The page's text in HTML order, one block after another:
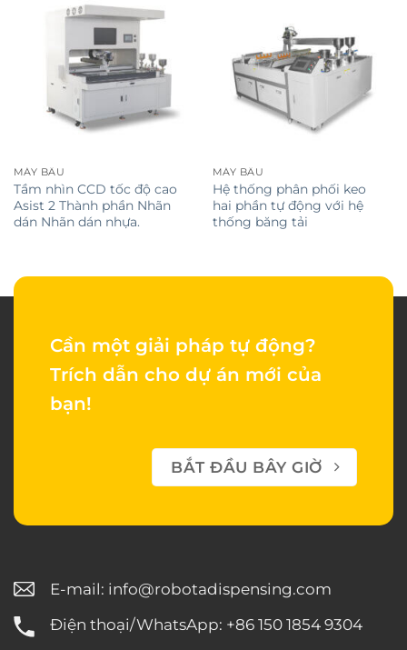
MÁY BẦU
Tầm nhìn CCD tốc độ cao
Asist 2 Thành phần Nhãn
dán Nhãn dán nhựa.
MÁY BẦU
Hệ thống phân phối keo
hai phần tự động với hệ
thống băng tải
Cần một giải pháp tự động?
Trích dẫn cho dự án mới của
bạn!
BẮT ĐẦU BÂY GIỜ
E-mail: info@robotadispensing.com
Điện thoại/WhatsApp: +86 150 1854 9304